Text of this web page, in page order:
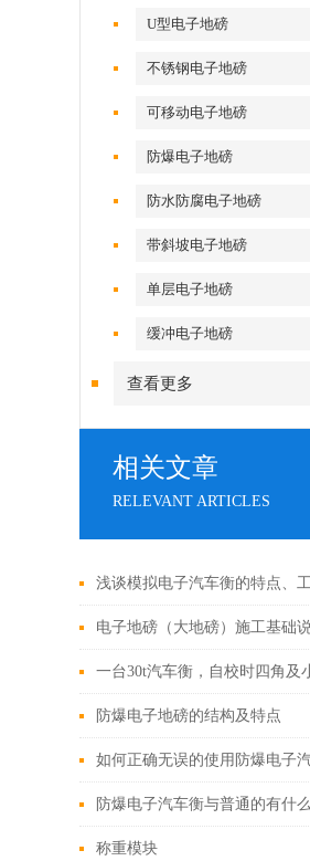
U型电子地磅
不锈钢电子地磅
可移动电子地磅
防爆电子地磅
防水防腐电子地磅
带斜坡电子地磅
单层电子地磅
缓冲电子地磅
查看更多
相关文章
RELEVANT ARTICLES
浅谈模拟电子汽车衡的特点、
原理及使用范围
电子地磅（大地磅）施工基础
一台30t汽车衡，自校时四角及
量误差均正常，而到18t以上的
时误差1t多，要怎么解决?
防爆电子地磅的结构及特点
如何正确无误的使用防爆电子
衡
防爆电子汽车衡与普通的有什
别
称重模块